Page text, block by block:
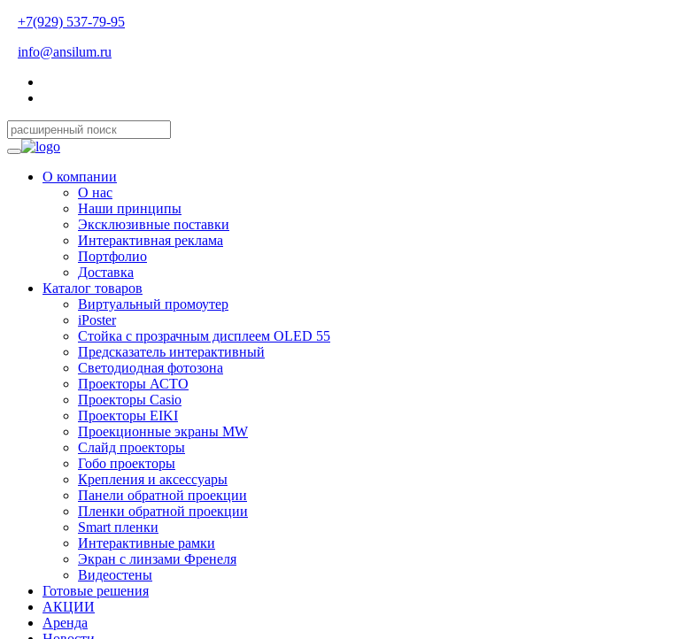
+7(929) 537-79-95
info@ansilum.ru
О компании
О нас
Наши принципы
Эксклюзивные поставки
Интерактивная реклама
Портфолио
Доставка
Каталог товаров
Виртуальный промоутер
iPoster
Стойка с прозрачным дисплеем OLED 55
Предсказатель интерактивный
Светодиодная фотозона
Проекторы АСТО
Проекторы Casio
Проекторы EIKI
Проекционные экраны MW
Слайд проекторы
Гобо проекторы
Крепления и аксессуары
Панели обратной проекции
Пленки обратной проекции
Smart пленки
Интерактивные рамки
Экран с линзами Френеля
Видеостены
Готовые решения
АКЦИИ
Аренда